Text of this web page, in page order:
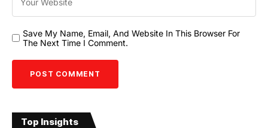
Save My Name, Email, And Website In This Browser For
The Next Time I Comment.
Top Insights